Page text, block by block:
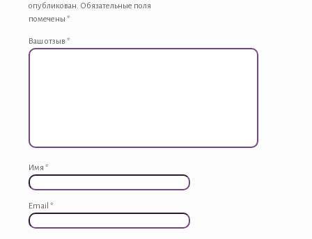
опубликован. Обязательные поля
помечены *
Ваш отзыв *
Имя *
Email *